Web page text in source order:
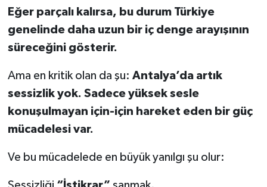
Eğer parçalı kalırsa, bu durum Türkiye
genelinde daha uzun bir iç denge arayışının
süreceğini gösterir.
Ama en kritik olan da şu: Antalya’da artık
sessizlik yok. Sadece yüksek sesle
konuşulmayan için-için hareket eden bir güç
mücadelesi var.
Ve bu mücadelede en büyük yanılgı şu olur: